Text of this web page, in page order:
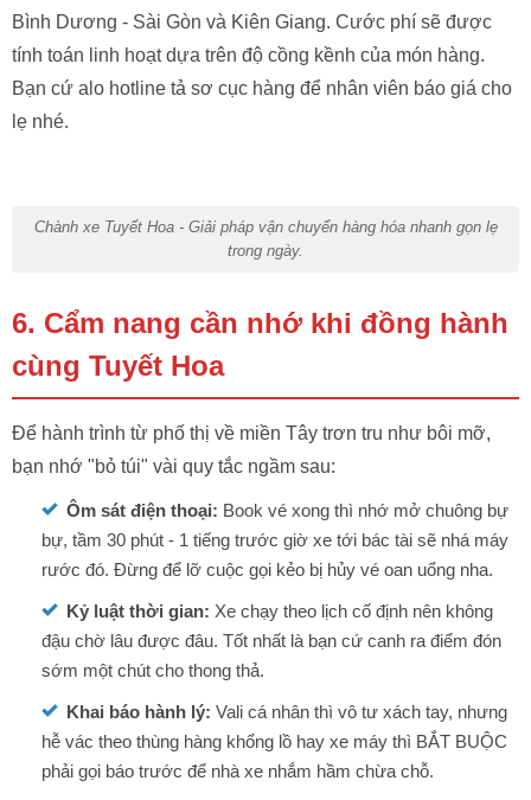
Bình Dương - Sài Gòn và Kiên Giang. Cước phí sẽ được
tính toán linh hoạt dựa trên độ cồng kềnh của món hàng.
Bạn cứ alo hotline tả sơ cục hàng để nhân viên báo giá cho
lẹ nhé.
Chành xe Tuyết Hoa - Giải pháp vận chuyển hàng hóa nhanh gọn lẹ
trong ngày.
6. Cẩm nang cần nhớ khi đồng hành
cùng Tuyết Hoa
Để hành trình từ phố thị về miền Tây trơn tru như bôi mỡ,
bạn nhớ "bỏ túi" vài quy tắc ngầm sau:
Ôm sát điện thoại: Book vé xong thì nhớ mở chuông bự
bự, tầm 30 phút - 1 tiếng trước giờ xe tới bác tài sẽ nhá máy
rước đó. Đừng để lỡ cuộc gọi kẻo bị hủy vé oan uổng nha.
Kỷ luật thời gian: Xe chạy theo lịch cố định nên không
đậu chờ lâu được đâu. Tốt nhất là bạn cứ canh ra điểm đón
sớm một chút cho thong thả.
Khai báo hành lý: Vali cá nhân thì vô tư xách tay, nhưng
hễ vác theo thùng hàng khổng lồ hay xe máy thì BẮT BUỘC
phải gọi báo trước để nhà xe nhắm hầm chừa chỗ.